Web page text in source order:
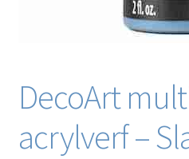
DecoArt
acrylverf –